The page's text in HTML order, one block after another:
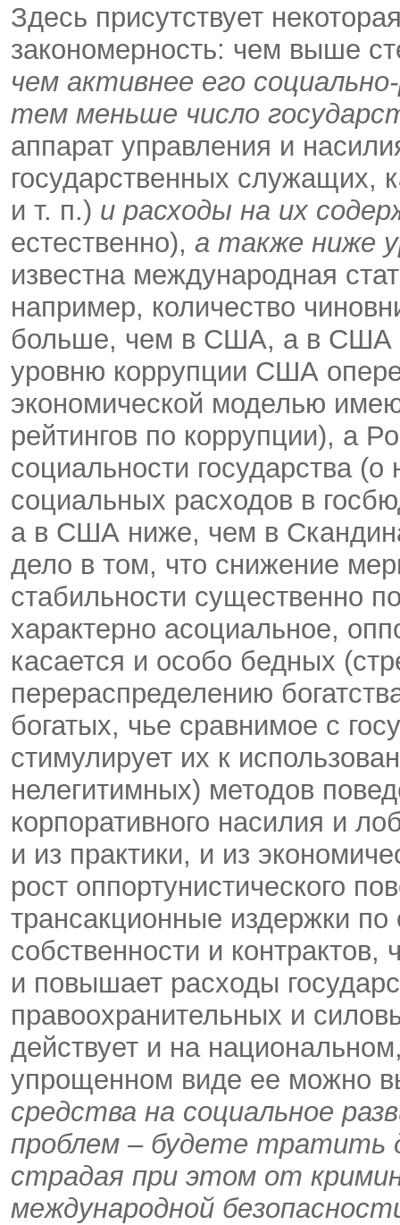
Здесь присутствует
закономерность: чем выше
чем активнее его
тем меньше число
аппарат управления и
государственных служащих,
и т. п.) и расходы на их
естественно), а также ниже
известна международная
например, количество
больше, чем в США, а в США
уровню коррупции США
экономической моделью
рейтингов по коррупции), а
социальности государства
социальных расходов в
а в США ниже, чем в
дело в том, что снижение
стабильности существенно
характерно асоциальное,
касается и особо бедных
перераспределению
богатых, чье сравнимое с
стимулирует их к
нелегитимных) методов
корпоративного насилия и
и из практики, и из
рост оппортунистического
трансакционные издержки
собственности и
и повышает расходы
правоохранительных и
действует и на
упрощенном виде ее можно
средства на социальное
проблем – будете тратить
страдая при этом от
международной